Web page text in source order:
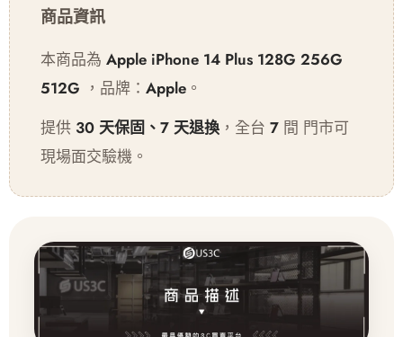
商品資訊
本商品為 Apple iPhone 14 Plus 128G 256G
512G ，品牌： Apple 。
提供 30 天保固、7 天退換 ，全台 7 間 門市可
現場面交驗機。